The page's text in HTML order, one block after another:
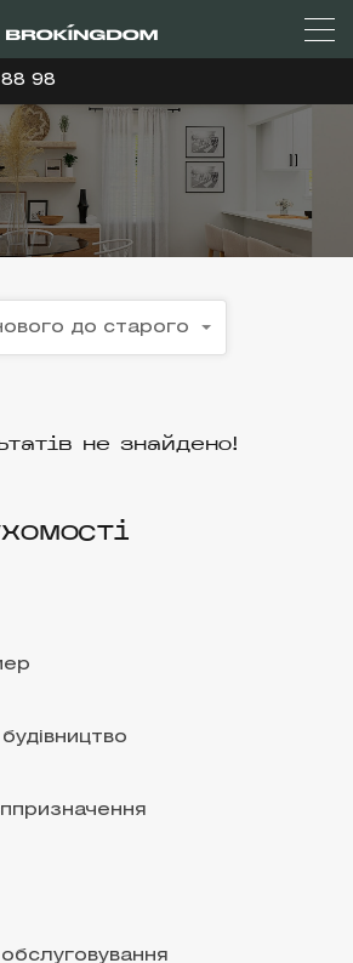
98
до старого
не знайдено!